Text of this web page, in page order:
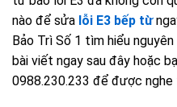
nào để sửa lỗi E3 bếp từ
Bảo Trì Số 1 tìm hiểu
bài viết ngay sau đây hoặc
0988.230.233 để được